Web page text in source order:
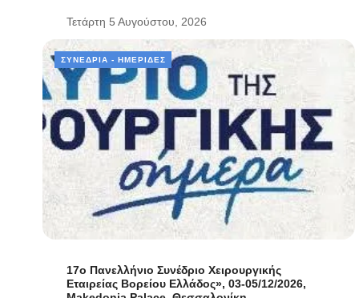
Τετάρτη 5 Αυγούστου, 2026
ΣΥΝΈΔΡΙΑ - ΗΜΕΡΊΔΕΣ
17ο Πανελλήνιο Συνέδριο Χειρουργικής
Εταιρείας Βορείου Ελλάδος», 03-05/12/2026,